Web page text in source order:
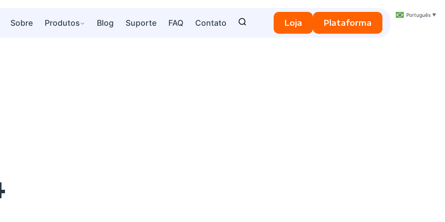
Sobre Produtos Blog Suporte FAQ Contato Loja Plataforma
Português ▼